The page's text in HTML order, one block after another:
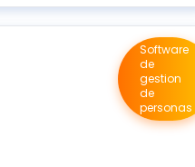
Software
de
gestion
de
personas